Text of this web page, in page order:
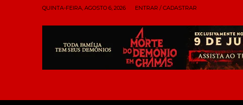
QUINTA-FEIRA, AGOSTO 6, 2026 ENTRAR / CADASTRAR